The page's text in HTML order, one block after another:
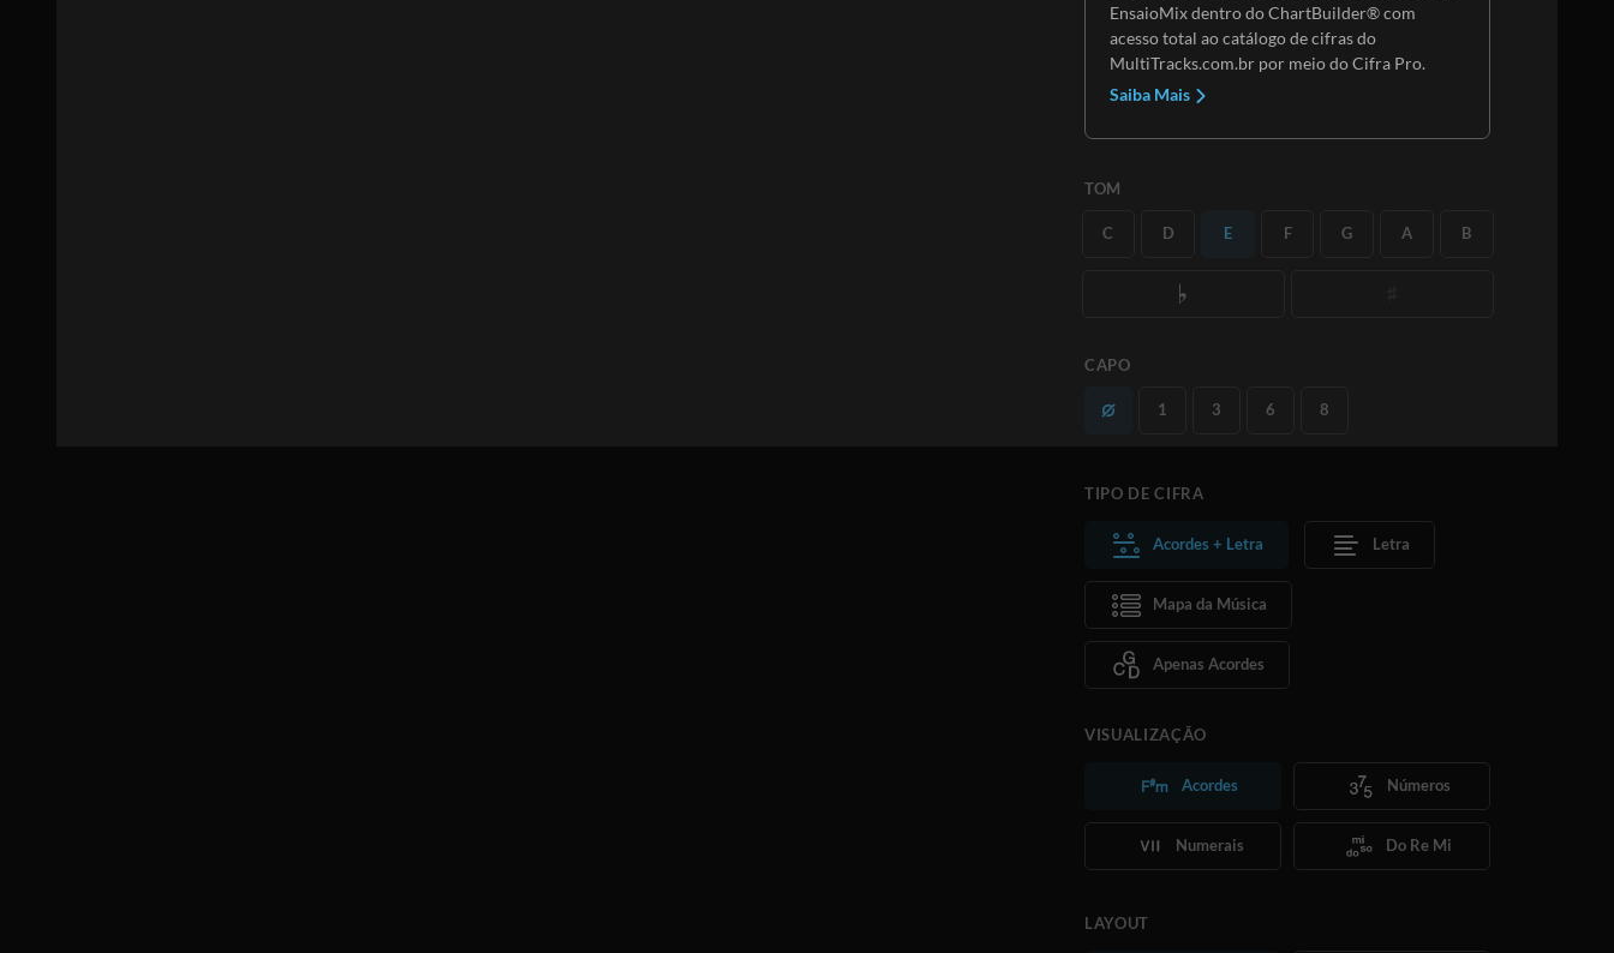
EnsaioMix dentro do ChartBuilder® com
acesso total ao catálogo de cifras do
MultiTracks.com.br por meio do Cifra Pro.
Saiba Mais
TOM
C D E F G A B
CAPO
1 3 6 8
TIPO DE CIFRA
Acordes + Letra Letra
Mapa da Música
Apenas Acordes
VISUALIZAÇÃO
Acordes Números
Numerais Do Re Mi
LAYOUT